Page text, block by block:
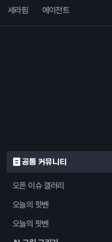
세라핌
에이전트
공통 커뮤니티
오픈 이슈 갤러리
오늘의 핫벤
오늘의 팟벤